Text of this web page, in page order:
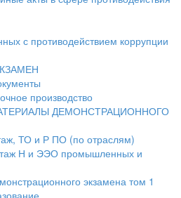
с противодействием коррупции
производство
ДЕМОНСТРАЦИОННОГО
ТО и Р ПО (по отраслям)
Н и ЭЭО промышленных и
экзамена том 1